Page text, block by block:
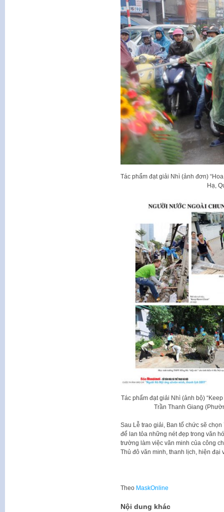
Tác phẩm đạt giải Nhì (ảnh đơn)
Hạ,
Tác phẩm đạt giải Nhì (ảnh bộ)
Trần Thanh Giang
Sau Lễ trao giải, Ban tổ chức sẽ
để lan tỏa những nét đẹp trong văn
trường làm việc văn minh của công
Thủ đô văn minh, thanh lịch, hiện đại
Theo MaskOnline
Nội dung khác